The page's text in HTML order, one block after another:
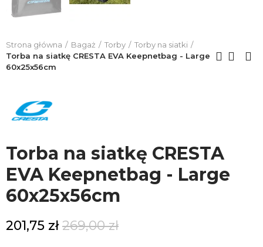
Strona główna Bagaż Torby
Torby na siatki
Torba na siatkę CRESTA EVA Keepnetbag - Large
60x25x56cm
Torba na siatkę CRESTA
EVA Keepnetbag - Large
60x25x56cm
201,75 zł269,00 zł